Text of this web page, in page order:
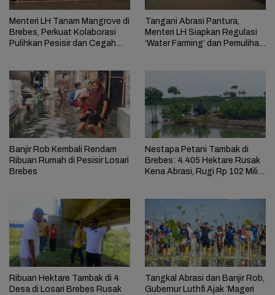
Menteri LH Tanam Mangrove di
Brebes, Perkuat Kolaborasi
Pulihkan Pesisir dan Cegah
Tangani Abrasi Pantura,
Menteri LH Siapkan Regulasi
‘Water Farming’ dan Pemulihan
Banjir Rob Kembali Rendam
Ribuan Rumah di Pesisir Losari
Brebes
Nestapa Petani Tambak di
Brebes: 4.405 Hektare Rusak
Kena Abrasi, Rugi Rp 102 Miliar
Ribuan Hektare Tambak di 4
Desa di Losari Brebes Rusak
Tangkal Abrasi dan Banjir Rob,
Gubernur Luthfi Ajak ‘Mageri